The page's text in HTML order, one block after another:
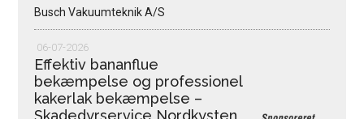
Busch Vakuumteknik A/S
06-07-2026
Effektiv bananflue
bekæmpelse og professionel
kakerlak bekæmpelse –
Skadedyrservice Nordkysten